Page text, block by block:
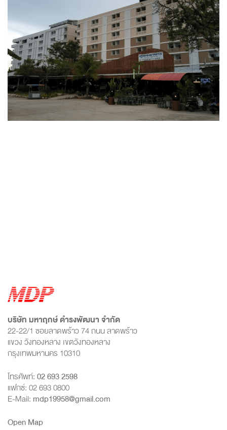
บริษัท มหาฤกษ์ ดำรงพัฒนา จำกัด
22-22/1 ซอยลาดพร้าว 74 ถนน ลาดพร้าว
แขวง วังทองหลาง เขตวังทองหลาง
กรุงเทพมหานคร 10310
โทรศัพท์:02 693 2598
แฟกซ์: 02 693 0800
E-Mail: mdp19958@gmail.com
Open Map